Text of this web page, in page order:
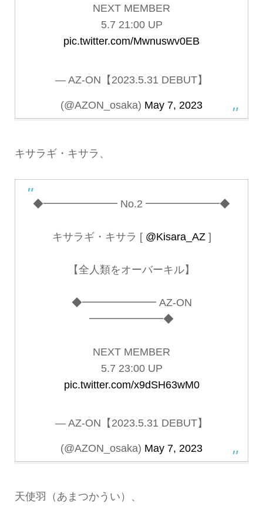
NEXT MEMBER
5.7 21:00 UP
pic.twitter.com/Mwnuswv0EB
— AZ-ON【2023.5.31 DEBUT】
(@AZON_osaka) May 7, 2023
キサラギ・キサラ、
◆━━━━━━━ No.2 ━━━━━━━◆
キサラギ・キサラ [ @Kisara_AZ]
【全人類をオーバーキル】
◆━━━━━━━ AZ-ON
━━━━━━━◆
NEXT MEMBER
5.7 23:00 UP
pic.twitter.com/x9dSH63wM0
— AZ-ON【2023.5.31 DEBUT】
(@AZON_osaka) May 7, 2023
天使羽（あまつかうい）、